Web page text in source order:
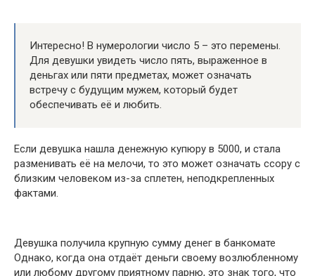
Интересно! В нумерологии число 5 – это перемены.
Для девушки увидеть число пять, выраженное в
деньгах или пяти предметах, может означать
встречу с будущим мужем, который будет
обеспечивать её и любить.
Если девушка нашла денежную купюру в 5000, и стала
разменивать её на мелочи, то это может означать ссору с
близким человеком из-за сплетен, неподкрепленных
фактами.
Девушка получила крупную сумму денег в банкомате
Однако, когда она отдаёт деньги своему возлюбленному
или любому другому приятному парню, это знак того, что